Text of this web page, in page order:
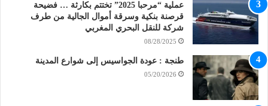
عملية “مرحبا 2025” تختتم بكارثة … فضيحة
قرصنة بنكية وسرقة أموال الجالية من طرف
شركة للنقل البحري المغربي
08/28/2025
طنجة : عودة الجواسيس إلى شوارع المدينة
05/20/2026